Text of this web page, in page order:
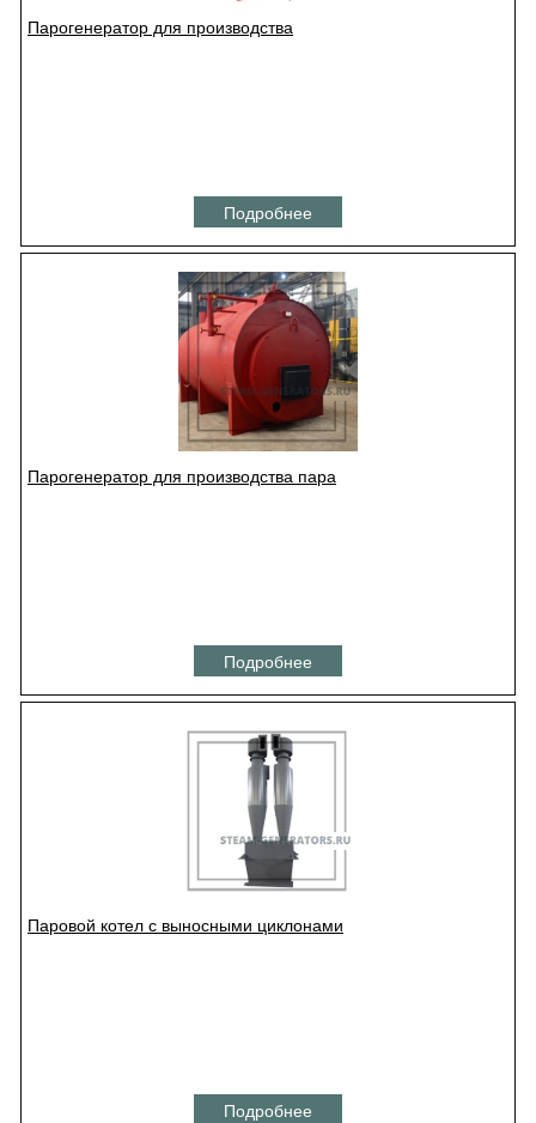
Парогенератор для производства
Подробнее
Парогенератор для производства пара
Подробнее
Паровой котел с выносными циклонами
Подробнее